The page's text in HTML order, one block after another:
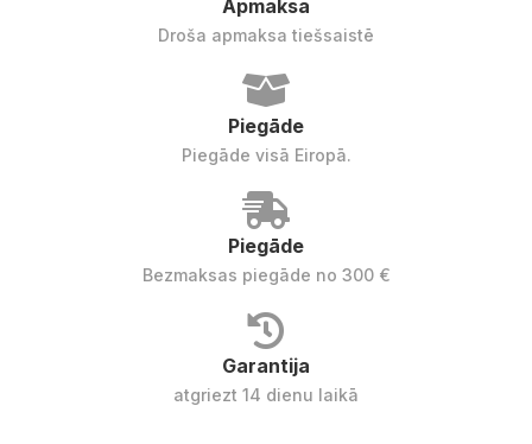
Apmaksa
Droša apmaksa tiešsaistē
Piegāde
Piegāde visā Eiropā.
Piegāde
Bezmaksas piegāde no 300 €
Garantija
atgriezt 14 dienu laikā